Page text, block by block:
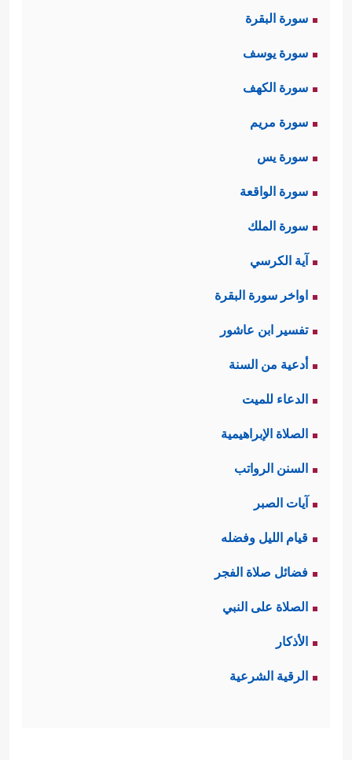
سورة البقرة
سورة يوسف
سورة الكهف
سورة مريم
سورة يس
سورة الواقعة
سورة الملك
آية الكرسي
اواخر سورة البقرة
تفسير ابن عاشور
أدعية من السنة
الدعاء للميت
الصلاة الإبراهيمية
السنن الرواتب
آيات الصبر
قيام الليل وفضله
فضائل صلاة الفجر
الصلاة على النبي
الأذكار
الرقية الشرعية